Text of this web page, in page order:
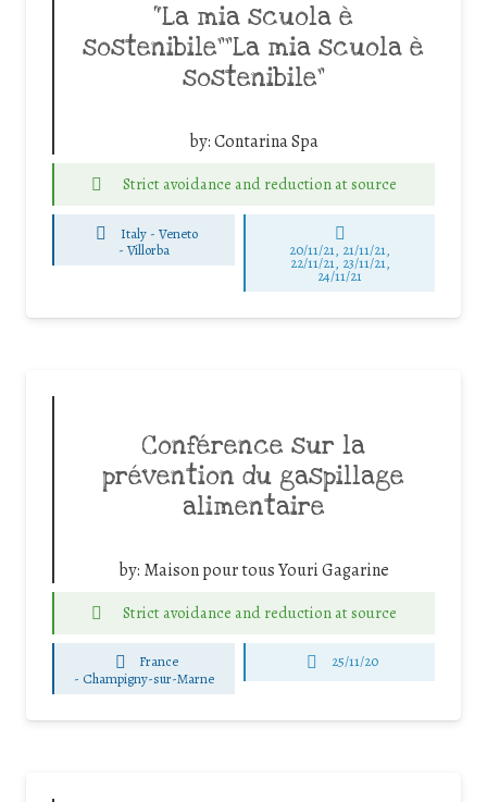
“La mia scuola è
sostenibile””La mia scuola è
sostenibile”
by:Contarina Spa
Strict avoidance and reduction at source
Italy - Veneto
-Villorba 20/11/21, 21/11/21,
22/11/21, 23/11/21,
24/11/21
Conférence sur la
prévention du gaspillage
alimentaire
by: Maison pour tous Youri Gagarine
Strict avoidance and reduction at source
France
- Champigny-sur-Marne
25/11/20